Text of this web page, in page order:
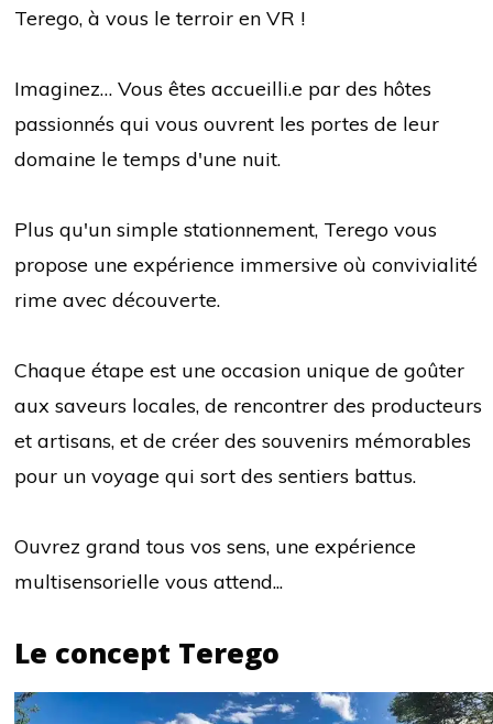
Terego, à vous le terroir en VR !
Imaginez… Vous êtes accueilli.e par des hôtes
passionnés qui vous ouvrent les portes de leur
domaine le temps d'une nuit.
Plus qu'un simple stationnement, Terego vous
propose une expérience immersive où convivialité
rime avec découverte.
Chaque étape est une occasion unique de goûter
aux saveurs locales, de rencontrer des producteurs
et artisans, et de créer des souvenirs mémorables
pour un voyage qui sort des sentiers battus.
Ouvrez grand tous vos sens, une expérience
multisensorielle vous attend...
Le concept Terego